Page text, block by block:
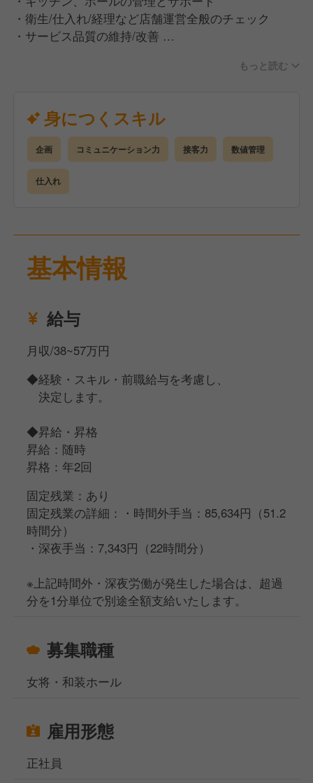
・衛生/仕入れ/経理など店舗運営全般のチェック
・サービス品質の維持/改善
お店の“顔”として空間をプロデュースし、チームを導
くリーダー！
そして、お客様の心を動かすホスピタリティの担い手
です。
店長・料理長と連携し、「また来たい」と思えるお店
を育ててください◎
もっと読む
身につくスキル
企画 コミュニケーション力 接客力 数値管理
仕入れ
基本情報
給与
月収/38~57万円
◆経験・スキル・前職給与を考慮し、
決定します。
◆昇給・昇格
昇給：随時
昇格：年2回
固定残業：あり
固定残業の詳細：・時間外手当：85,634円（51.2
時間分）
・深夜手当：7,343円（22時間分）
※上記時間外・深夜労働が発生した場合は、超過
分を1分単位で別途全額支給いたします。
募集職種
女将・和装ホール
雇用形態
正社員